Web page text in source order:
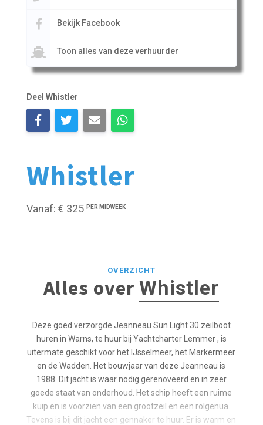
Whistler
Vanaf: € 325 PER MIDWEEK
Bekijk Facebook
Toon alles van deze verhuurder
Deel Whistler
OVERZICHT
Alles overWhistler
Deze goed verzorgde Jeanneau Sun Light 30 zeilboot
huren in Warns, te huur bij Yachtcharter Lemmer , is
uitermate geschikt voor het IJsselmeer, het Markermeer
en de Wadden. Het bouwjaar van deze Jeanneau is
1988. Dit jacht is waar nodig gerenoveerd en in zeer
goede staat van onderhoud. Het schip heeft een ruime
kuip en is voorzien van een grootzeil en een rolgenua.
Tevens is bij dit jacht een gennaker te huur. Er is warm en